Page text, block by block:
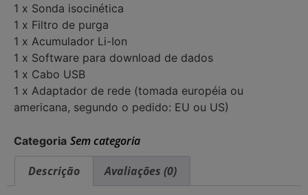
1 x Sonda isocinética
1 x Filtro de purga
1 x Acumulador Li-Ion
1 x Software para download de dados
1 x Cabo USB
1 x Adaptador de rede (tomada européia ou
americana, segundo o pedido: EU ou US)
Categoria Sem categoria
Descrição
Avaliações (0)